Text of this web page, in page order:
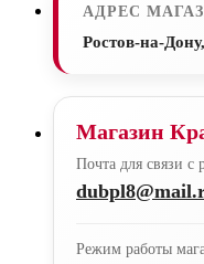
АДРЕС
Ростов-на-
Магазин
Почта для связи
Режим работы